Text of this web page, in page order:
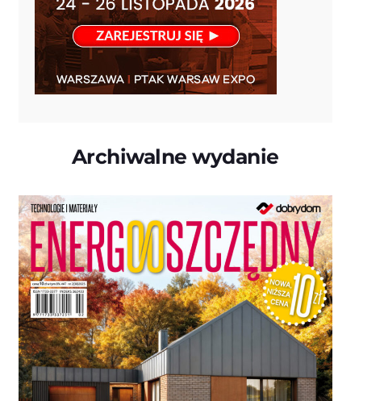
Archiwalne wydanie